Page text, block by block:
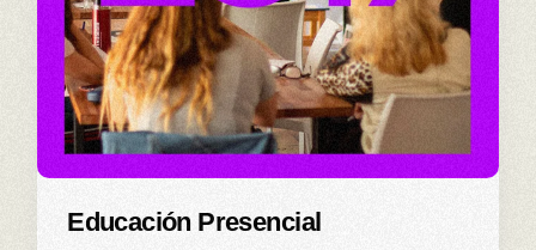
Educación Presencial